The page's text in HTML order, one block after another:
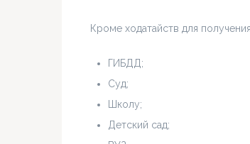
Кроме ходатайств для
ГИБДД;
Суд;
Школу;
Детский сад;